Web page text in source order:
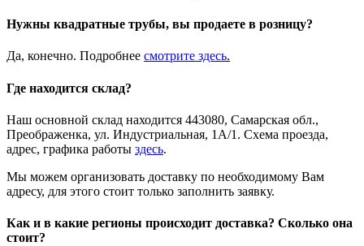
Нужны квадратные трубы, вы продаете в розницу?
Да, конечно. Подробнее смотрите здесь.
Где находится склад?
Наш основной склад находится 443080, Самарская обл.,
Преображенка, ул. Индустриальная, 1А/1. Схема проезда,
адрес, графика работы здесь.
Мы можем организовать доставку по необходимому Вам
адресу, для этого стоит только заполнить заявку.
Как и в какие регионы происходит доставка? Сколько она
стоит?